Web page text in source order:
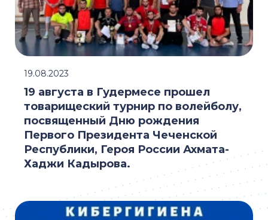
19 августа в Гудермесе прошел
товарищеский турнир по волейболу,
посвященный Дню рождения
Первого Президента Чеченской
Республики, Героя России Ахмата-
Хаджи Кадырова.
19.08.2023